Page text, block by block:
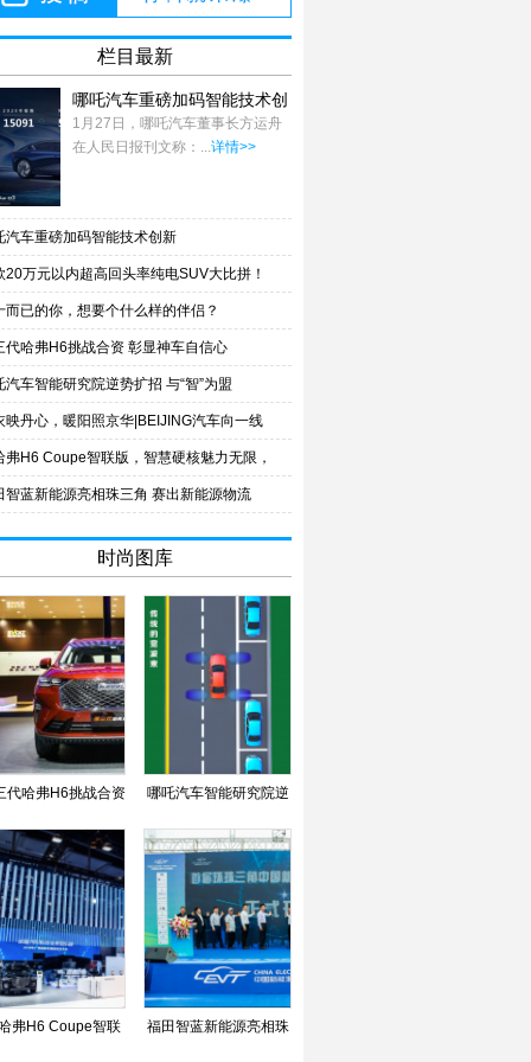
栏目最新
哪吒汽车重磅加码智能技术创
新
1月27日，哪吒汽车董事长方运舟
在人民日报刊文称：...详情>>
汽车重磅加码智能技术创新
20万元以内超高回头率纯电SUV大比拼！
而已的你，想要个什么样的伴侣？
代哈弗H6挑战合资 彰显神车自信心
汽车智能研究院逆势扩招 与“智”为盟
映丹心，暖阳照京华|BEIJING汽车向一线
弗H6 Coupe智联版，智慧硬核魅力无限，
智蓝新能源亮相珠三角 赛出新能源物流
时尚图库
代哈弗H6挑战合资
彰显神车自信心
哪吒汽车智能研究院逆
势扩招 与“智”为盟
弗H6 Coupe智联 福田智蓝新能源亮相珠